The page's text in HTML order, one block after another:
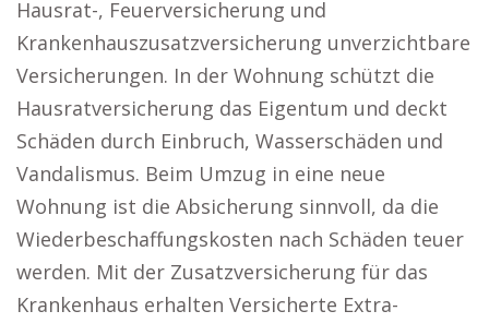
Hausrat-, Feuerversicherung und
Krankenhauszusatzversicherung unverzichtbare
Versicherungen. In der Wohnung schützt die
Hausratversicherung das Eigentum und deckt
Schäden durch Einbruch, Wasserschäden und
Vandalismus. Beim Umzug in eine neue
Wohnung ist die Absicherung sinnvoll, da die
Wiederbeschaffungskosten nach Schäden teuer
werden. Mit der Zusatzversicherung für das
Krankenhaus erhalten Versicherte Extra-